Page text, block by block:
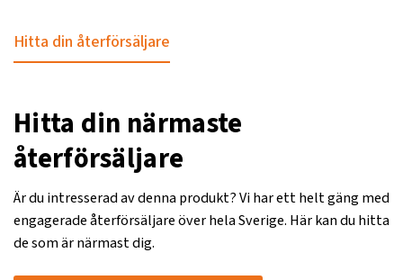
Hitta din återförsäljare
Hitta din närmaste
återförsäljare
Är du intresserad av denna produkt? Vi har ett helt gäng med
engagerade återförsäljare över hela Sverige. Här kan du hitta
de som är närmast dig.